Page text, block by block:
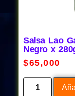
Salsa Lao
Negro x
$65,000